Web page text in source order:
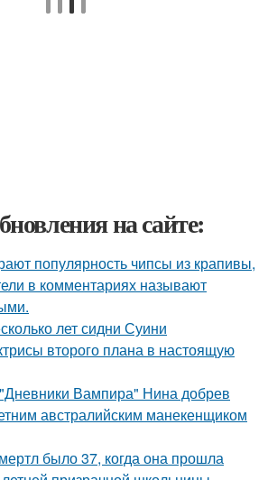
на сайте:
популярность чипсы из крапивы,
в комментариях называют
лет сидни Суини
второго плана в настоящую
Вампира" Нина добрев
австралийским манекенщиком
было 37, когда она прошла